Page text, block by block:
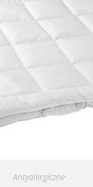
Antyalergiczne